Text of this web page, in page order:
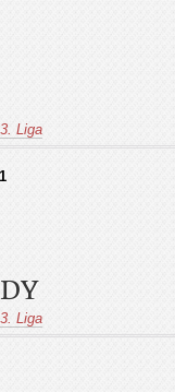
Liga
Liga